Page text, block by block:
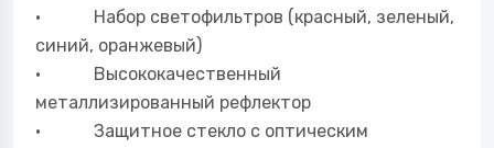
· Набор светофильтров (красный, зеленый,
синий, оранжевый)
· Высококачественный
металлизированный рефлектор
· Защитное стекло с оптическим